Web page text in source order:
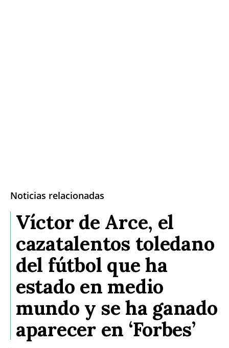
Noticias relacionadas
Víctor de Arce, el
cazatalentos toledano
del fútbol que ha
estado en medio
mundo y se ha ganado
aparecer en ‘Forbes’